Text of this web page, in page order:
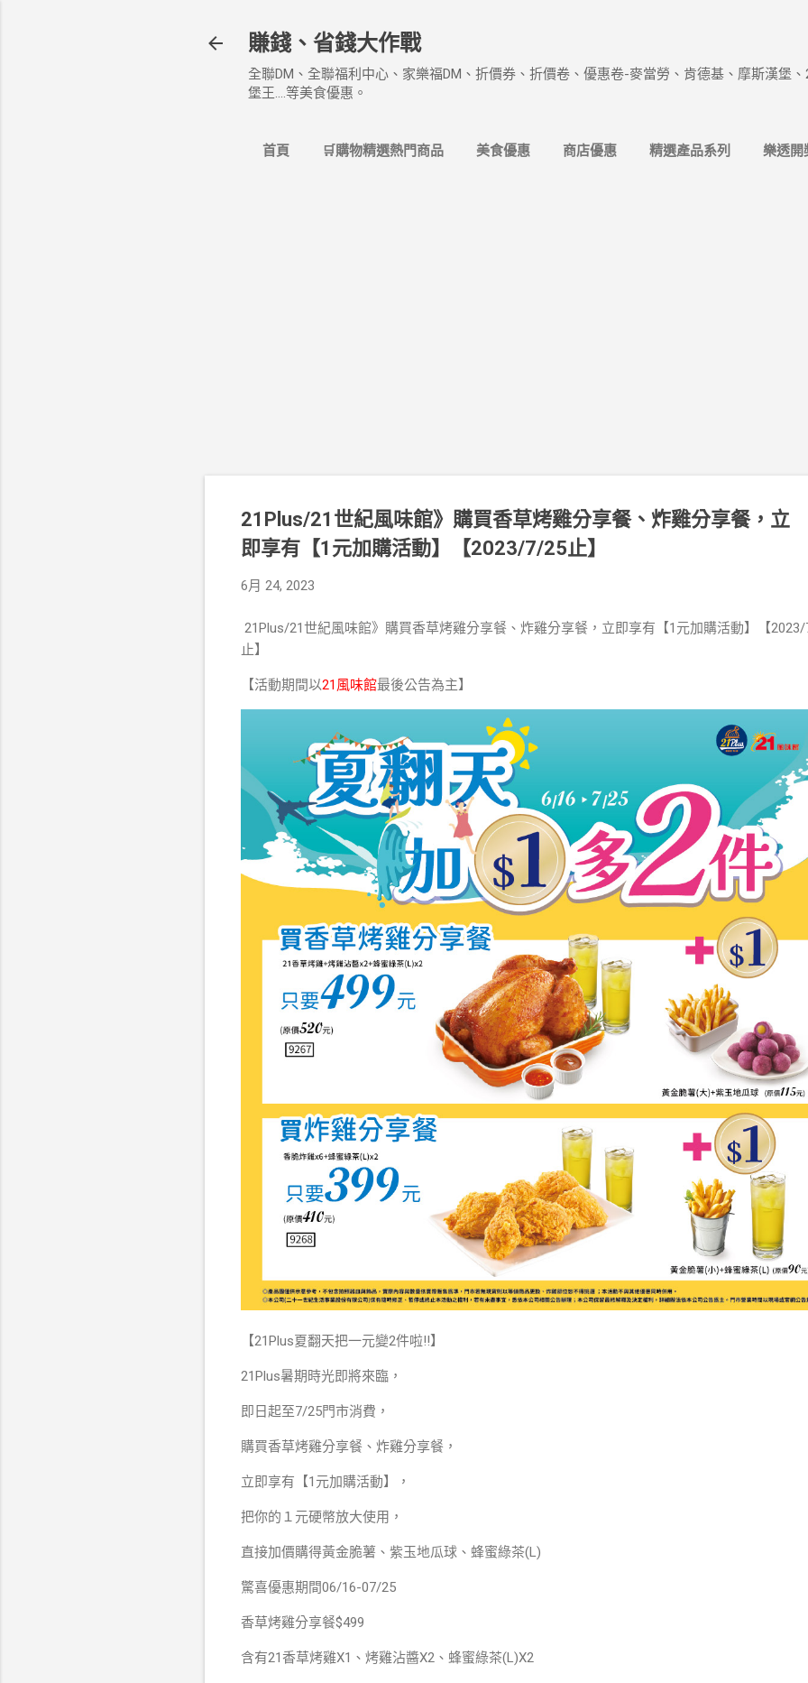
賺錢、省錢大作戰
全聯DM、全聯福利中心、家樂福DM、折價券、折價卷、優惠卷-麥當勞、肯德基、摩斯漢堡
堡王....等美食優惠。
首頁 🛒購物精選熱門商品 美食優惠 商店優惠 精選產品系列 樂透開
21Plus/21世紀風味館》購買香草烤雞分享餐、炸雞分享餐，立
即享有【1元加購活動】【2023/7/25止】
6月 24, 2023
21Plus/21世紀風味館》購買香草烤雞分享餐、炸雞分享餐，立即享有【1元加購活動】【
止】
【活動期間以21風味館最後公告為主】
【21Plus夏翻天把一元變2件啦!!】
21Plus暑期時光即將來臨，
即日起至7/25門市消費，
購買香草烤雞分享餐、炸雞分享餐，
立即享有【1元加購活動】，
把你的１元硬幣放大使用，
直接加價購得黃金脆薯、紫玉地瓜球、蜂蜜綠茶(L)
驚喜優惠期間06/16-07/25
香草烤雞分享餐$499
含有21香草烤雞X1、烤雞沾醬X2、蜂蜜綠茶(L)X2